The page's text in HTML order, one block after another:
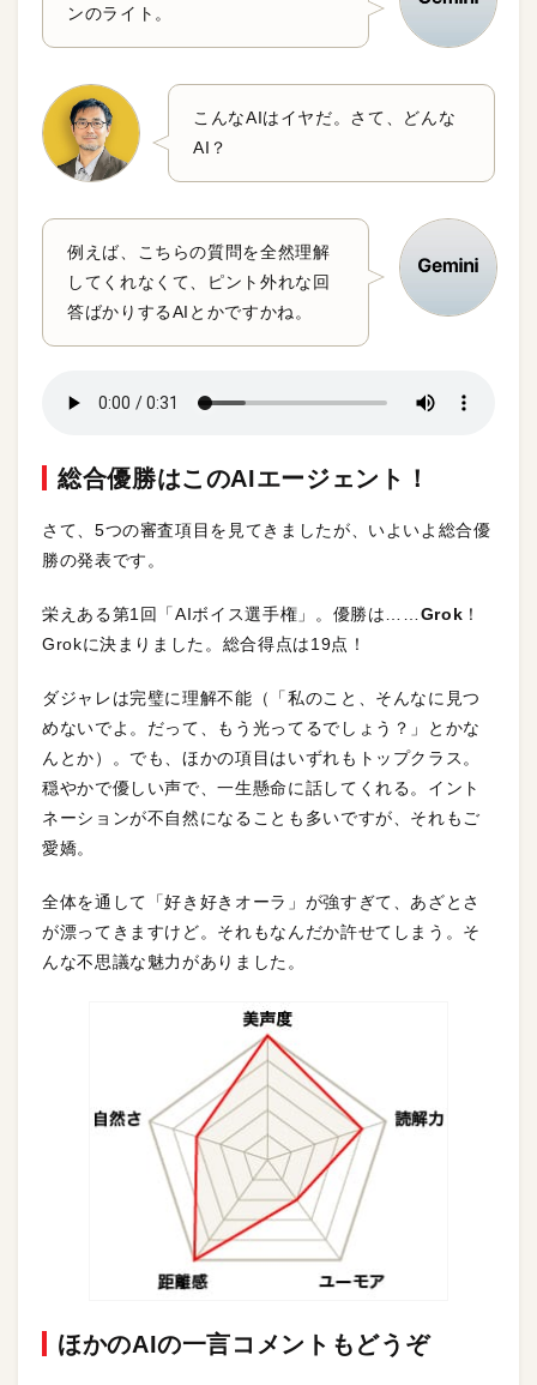
ンのライト。
こんなAIはイヤだ。さて、どんな
AI？
例えば、こちらの質問を全然理解
してくれなくて、ピント外れな回
答ばかりするAIとかですかね。
総合優勝はこのAIエージェント！
さて、5つの審査項目を見てきましたが、いよいよ総合優
勝の発表です。
栄えある第1回「AIボイス選手権」。優勝は…… Grok ！
Grokに決まりました。総合得点は19点！
ダジャレは完璧に理解不能（「私のこと、そんなに見つ
めないでよ。だって、もう光ってるでしょう？」とかな
んとか）。でも、ほかの項目はいずれもトップクラス。
穏やかで優しい声で、一生懸命に話してくれる。イント
ネーションが不自然になることも多いですが、それもご
愛嬌。
全体を通して「好き好きオーラ」が強すぎて、あざとさ
が漂ってきますけど。それもなんだか許せてしまう。そ
んな不思議な魅力がありました。
ほかのAIの一言コメントもどうぞ